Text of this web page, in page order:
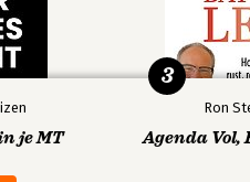
je MT
Ron
Agenda Vol,
3